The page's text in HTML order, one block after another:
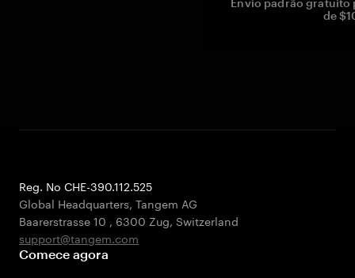
Envio padrão gratuito
de
Reg. No CHE-390.112.525
Global Headquarters, Tangem AG
Baarerstrasse 10 , 6300 Zug, Switzerland
support@tangem.com
Comece agora